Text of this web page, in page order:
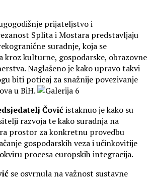
prijateljstvo i
Splita i Mostara predstavljaju
suradnje, koja se
kulturne, gospodarske, obrazovne
Naglašeno je kako upravo takvi
biti poticaj za snažnije povezivanje
u BiH.
Čovićistaknuo je kako su
razvoja te kako suradnja na
prostor za konkretnu provedbu
gospodarskih veza i učinkovitije
procesa europskih integracija.
se osvrnula na važnost sustavne